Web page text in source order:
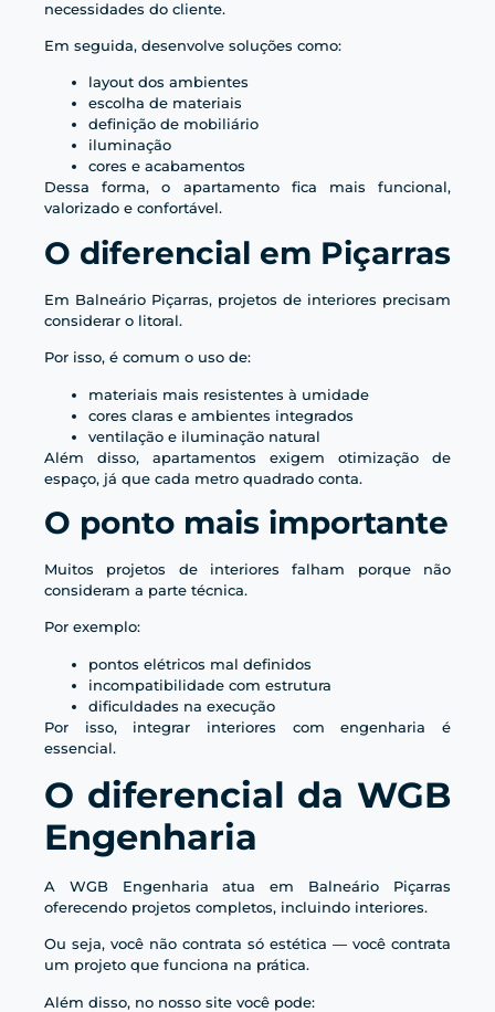
necessidades do cliente.
Em seguida, desenvolve soluções como:
layout dos ambientes
escolha de materiais
definição de mobiliário
iluminação
cores e acabamentos
Dessa forma, o apartamento fica mais funcional,
valorizado e confortável.
O diferencial em Piçarras
Em Balneário Piçarras, projetos de interiores precisam
considerar o litoral.
Por isso, é comum o uso de:
materiais mais resistentes à umidade
cores claras e ambientes integrados
ventilação e iluminação natural
Além disso, apartamentos exigem otimização de
espaço, já que cada metro quadrado conta.
O ponto mais importante
Muitos projetos de interiores falham porque não
consideram a parte técnica.
Por exemplo:
pontos elétricos mal definidos
incompatibilidade com estrutura
dificuldades na execução
Por isso, integrar interiores com engenharia é
essencial.
O diferencial da WGB
Engenharia
A WGB Engenharia atua em Balneário Piçarras
oferecendo projetos completos, incluindo interiores.
Ou seja, você não contrata só estética — você contrata
um projeto que funciona na prática.
Além disso, no nosso site você pode: